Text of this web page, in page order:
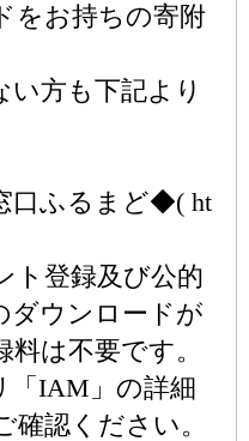
をお持ちの寄附
方も下記より
口ふるまど◆( ht
ト登録及び公的
ダウンロードが
は不要です。
「IAM」の詳細
認ください。